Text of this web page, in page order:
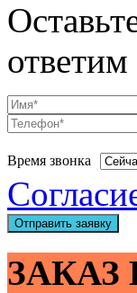
Время звонка
Отправить заявку